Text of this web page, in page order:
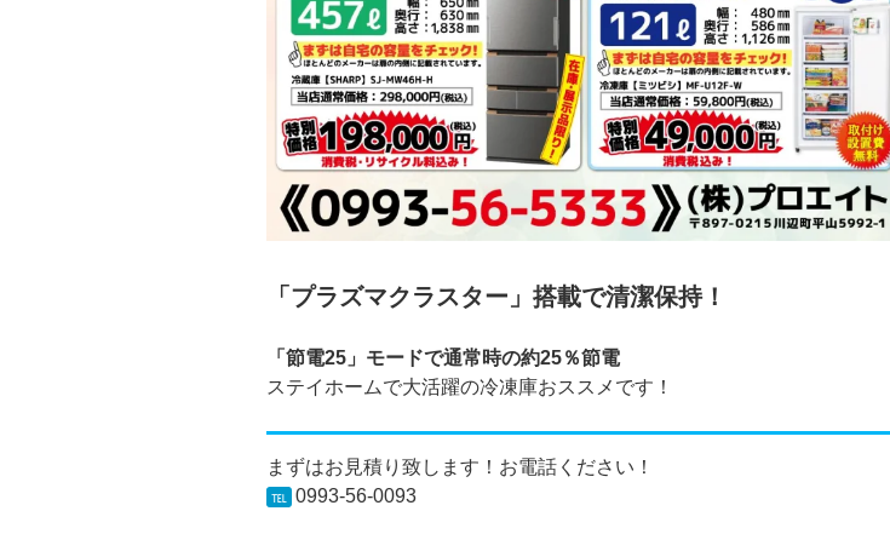
「プラズマクラスター」搭載で清潔保持！
「節電25」モードで通常時の約25％節電
ステイホームで大活躍の冷凍庫おススメです！
まずはお見積り致します！お電話ください！
℡ 0993-56-0093